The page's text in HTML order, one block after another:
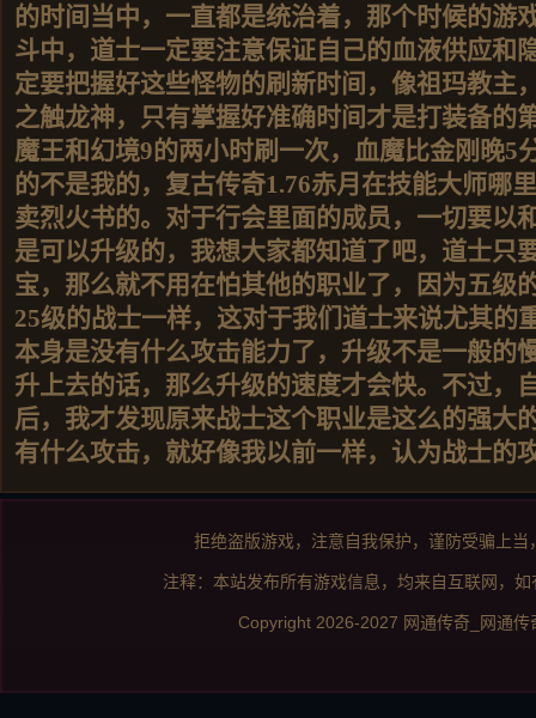
的时间当中，一直都是统治着，那个时候的游
斗中，道士一定要注意保证自己的血液供应和
定要把握好这些怪物的刷新时间，像祖玛教主
之触龙神，只有掌握好准确时间才是打装备的
魔王和幻境9的两小时刷一次，血魔比金刚晚5
的不是我的，复古传奇1.76赤月在技能大师哪
卖烈火书的。对于行会里面的成员，一切要以
是可以升级的，我想大家都知道了吧，道士只
宝，那么就不用在怕其他的职业了，因为五级
25级的战士一样，这对于我们道士来说尤其的
本身是没有什么攻击能力了，升级不是一般的
升上去的话，那么升级的速度才会快。不过，
后，我才发现原来战士这个职业是这么的强大
有什么攻击，就好像我以前一样，认为战士的
拒绝盗版游戏，注意自我保护，谨防受骗上
注释：本站发布所有游戏信息，均来自互联网，
Copyright 2026-2027 网通传奇_网通